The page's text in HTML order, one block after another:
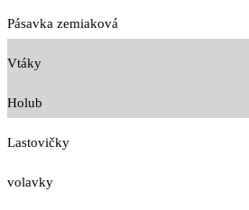
Pásavka zemiaková
Vtáky
Holub
Lastovičky
volavky